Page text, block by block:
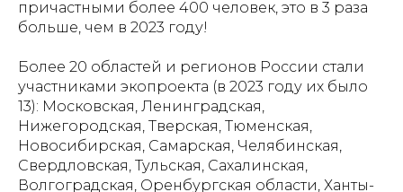
причастными более 400 человек, это в 3 раза
больше, чем в 2023 году!
Более 20 областей и регионов России стали
участниками экопроекта (в 2023 году их было
13): Московская, Ленинградская,
Нижегородская, Тверская, Тюменская,
Новосибирская, Самарская, Челябинская,
Свердловская, Тульская, Сахалинская,
Волгоградская, Оренбургская области, Ханты-